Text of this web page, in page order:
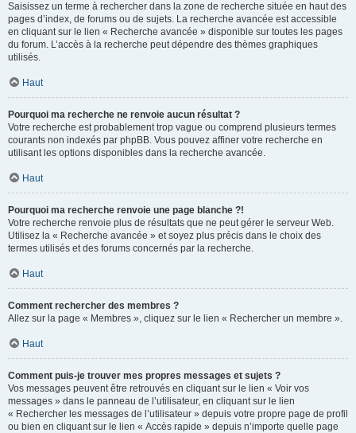
Saisissez un terme à rechercher dans la zone de recherche située en haut des
pages d’index, de forums ou de sujets. La recherche avancée est accessible
en cliquant sur le lien « Recherche avancée » disponible sur toutes les pages
du forum. L’accès à la recherche peut dépendre des thèmes graphiques
utilisés.
Haut
Pourquoi ma recherche ne renvoie aucun résultat ?
Votre recherche est probablement trop vague ou comprend plusieurs termes
courants non indexés par phpBB. Vous pouvez affiner votre recherche en
utilisant les options disponibles dans la recherche avancée.
Haut
Pourquoi ma recherche renvoie une page blanche ?!
Votre recherche renvoie plus de résultats que ne peut gérer le serveur Web.
Utilisez la « Recherche avancée » et soyez plus précis dans le choix des
termes utilisés et des forums concernés par la recherche.
Haut
Comment rechercher des membres ?
Allez sur la page « Membres », cliquez sur le lien « Rechercher un membre ».
Haut
Comment puis-je trouver mes propres messages et sujets ?
Vos messages peuvent être retrouvés en cliquant sur le lien « Voir vos
messages » dans le panneau de l’utilisateur, en cliquant sur le lien
« Rechercher les messages de l’utilisateur » depuis votre propre page de profil
ou bien en cliquant sur le lien « Accès rapide » depuis n’importe quelle page